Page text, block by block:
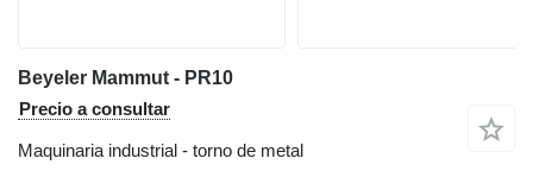
Beyeler Mammut - PR10
Precio a consultar
Maquinaria industrial - torno de metal